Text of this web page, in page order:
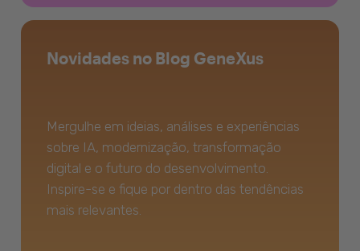
Novidades no Blog GeneXus
Mergulhe em ideias, análises e experiências
sobre IA, modernização, transformação
digital e o futuro do desenvolvimento.
Inspire-se e fique por dentro das tendências
mais relevantes.